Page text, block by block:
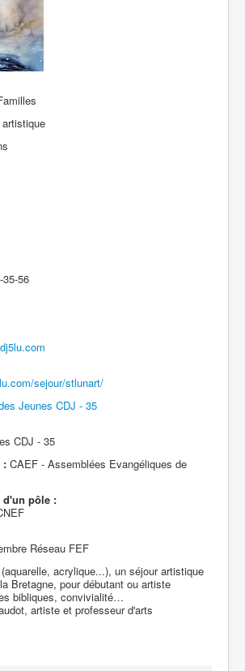
35-56
sejour/stlunart/
Jeunes CDJ - 35
CDJ - 35
: CAEF - Assemblées Evangéliques de
d'un pôle :
Réseau FEF
acrylique...), un séjour artistique
Bretagne, pour débutant ou artiste
bibliques, convivialité…
artiste et professeur d'arts